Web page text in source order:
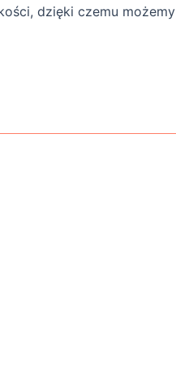
dzięki czemu możemy